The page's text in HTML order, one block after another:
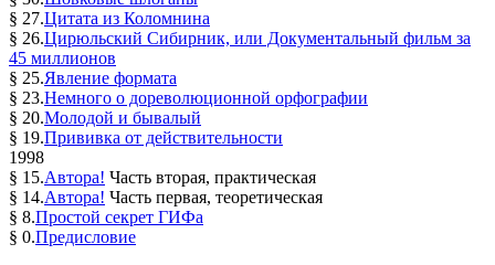
§ 27.Цитата из Коломнина
§ 26.Цирюльский Сибирник, или Документальный фильм за
45 миллионов
§ 25.Явление формата
§ 23.Немного о дореволюционной орфографии
§ 20.Молодой и бывалый
§ 19.Прививка от действительности
1998
§ 15.Автора! Часть вторая, практическая
§ 14.Автора! Часть первая, теоретическая
§ 8.Простой секрет ГИФа
§ 0.Предисловие